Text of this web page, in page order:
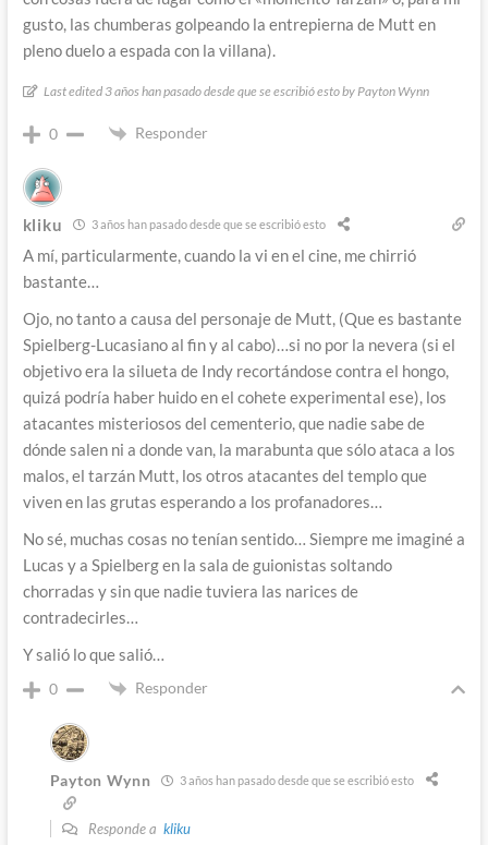
gusto, las chumberas golpeando la entrepierna de Mutt en
pleno duelo a espada con la villana).
Last edited 3 años han pasado desde que se escribió esto by Payton Wynn
0 Responder
kliku 3 años han pasado desde que se escribió esto
A mí, particularmente, cuando la vi en el cine, me chirrió
bastante…
Ojo, no tanto a causa del personaje de Mutt, (Que es bastante
Spielberg-Lucasiano al fin y al cabo)…si no por la nevera (si el
objetivo era la silueta de Indy recortándose contra el hongo,
quizá podría haber huido en el cohete experimental ese), los
atacantes misteriosos del cementerio, que nadie sabe de
dónde salen ni a donde van, la marabunta que sólo ataca a los
malos, el tarzán Mutt, los otros atacantes del templo que
viven en las grutas esperando a los profanadores…
No sé, muchas cosas no tenían sentido… Siempre me imaginé a
Lucas y a Spielberg en la sala de guionistas soltando
chorradas y sin que nadie tuviera las narices de
contradecirles…
Y salió lo que salió…
0 Responder
Payton Wynn 3 años han pasado desde que se escribió esto
Responde a kliku